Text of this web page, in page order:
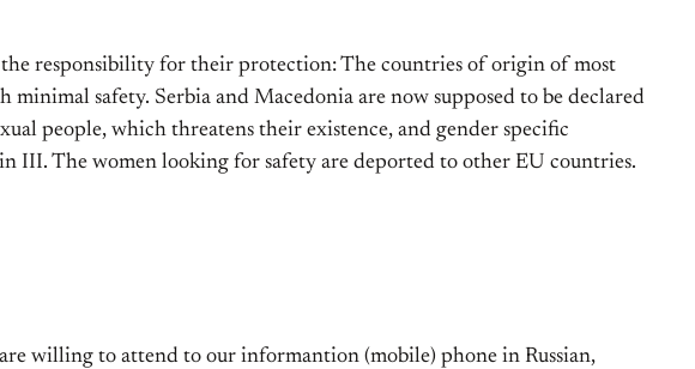
responsibility for their protection: The countries of origin of most
minimal safety. Serbia and Macedonia are now supposed to be declared
people, which threatens their existence, and gender specific
III. The women looking for safety are deported to other EU countries.
willing to attend to our informantion (mobile) phone in Russian,